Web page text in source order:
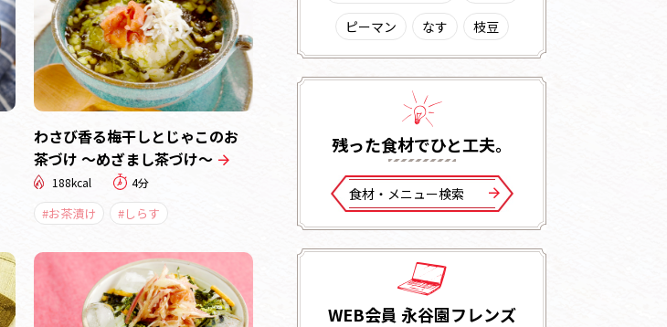
わさび香る梅干しとじゃこのお
茶づけ ～めざまし茶づけ～
188kcal 4分
#お茶漬け #しらす
ピーマン
なす 枝豆
残った⾷材でひと⼯夫。
⾷材・メニュー検索
WEB会員 永谷園フレンズ